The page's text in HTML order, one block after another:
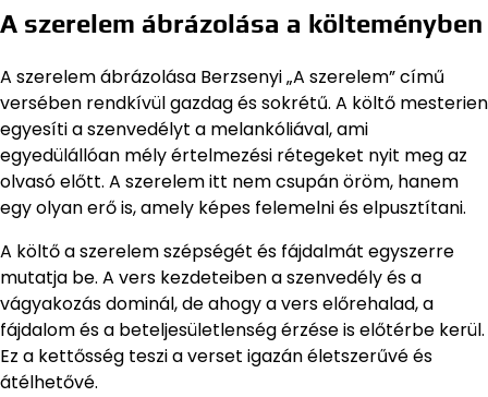
A szerelem ábrázolása a költeményben
A szerelem ábrázolása Berzsenyi „A szerelem” című
versében rendkívül gazdag és sokrétű. A költő mesterien
egyesíti a szenvedélyt a melankóliával, ami
egyedülállóan mély értelmezési rétegeket nyit meg az
olvasó előtt. A szerelem itt nem csupán öröm, hanem
egy olyan erő is, amely képes felemelni és elpusztítani.
A költő a szerelem szépségét és fájdalmát egyszerre
mutatja be. A vers kezdeteiben a szenvedély és a
vágyakozás dominál, de ahogy a vers előrehalad, a
fájdalom és a beteljesületlenség érzése is előtérbe kerül.
Ez a kettősség teszi a verset igazán életszerűvé és
átélhetővé.